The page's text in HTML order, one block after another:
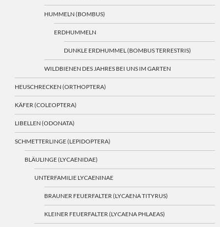
HUMMELN (BOMBUS)
ERDHUMMELN
DUNKLE ERDHUMMEL (BOMBUS TERRESTRIS)
WILDBIENEN DES JAHRES BEI UNS IM GARTEN
HEUSCHRECKEN (ORTHOPTERA)
KÄFER (COLEOPTERA)
LIBELLEN (ODONATA)
SCHMETTERLINGE (LEPIDOPTERA)
BLÄULINGE (LYCAENIDAE)
UNTERFAMILIE LYCAENINAE
BRAUNER FEUERFALTER (LYCAENA TITYRUS)
KLEINER FEUERFALTER (LYCAENA PHLAEAS)